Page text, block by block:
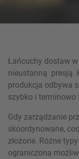
Łańcuchy dostaw
nieustanną presją.
produkcja odbywa
szybko i
Gdy zarządzanie
skoordynowane,
złożone. Różne
ograniczona